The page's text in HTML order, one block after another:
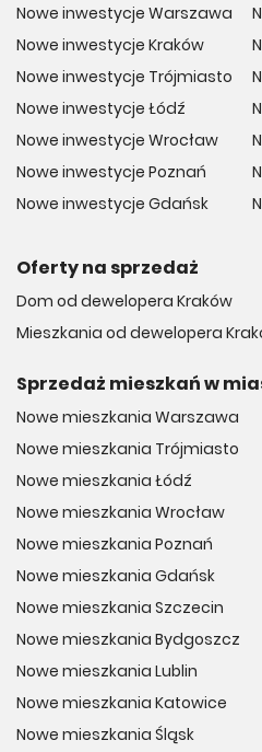
Nowe inwestycje Warszawa
Nowe inwestycje Kraków
Nowe inwestycje Trójmiasto
Nowe inwestycje Łódź
Nowe inwestycje Wrocław
Nowe inwestycje Poznań
Nowe inwestycje Gdańsk
Oferty na sprzedaż
Dom od dewelopera Kraków
Mieszkania od dewelopera
Sprzedaż mieszkań w
Nowe mieszkania Warszawa
Nowe mieszkania Trójmiasto
Nowe mieszkania Łódź
Nowe mieszkania Wrocław
Nowe mieszkania Poznań
Nowe mieszkania Gdańsk
Nowe mieszkania Szczecin
Nowe mieszkania Bydgoszcz
Nowe mieszkania Lublin
Nowe mieszkania Katowice
Nowe mieszkania Śląsk